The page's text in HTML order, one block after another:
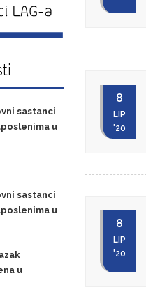
sastanci
u
sastanci
u
u
8
LIP
'20
8
LIP
'20